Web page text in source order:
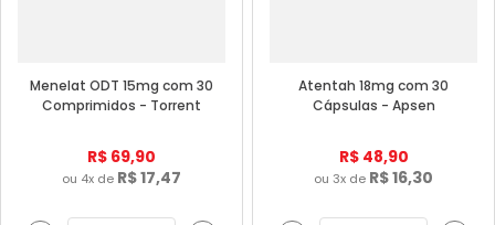
Menelat ODT 15mg com 30
Comprimidos - Torrent
R$ 69,90
ou 4x de R$17,47
Atentah 18mg com 30
Cápsulas - Apsen
R$ 48,90
ou 3x de R$16,30